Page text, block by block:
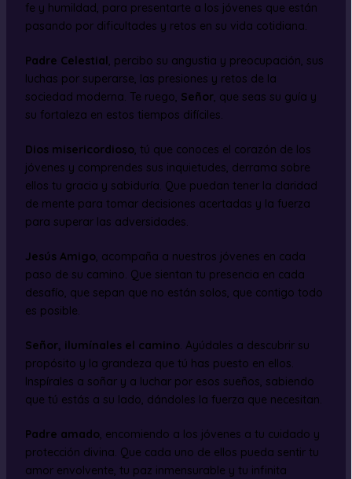
fe y humildad, para presentarte a los jóvenes que están
pasando por dificultades y retos en su vida cotidiana.
Padre Celestial, percibo su angustia y preocupación, sus
luchas por superarse, las presiones y retos de la
sociedad moderna. Te ruego, Señor, que seas su guía y
su fortaleza en estos tiempos difíciles.
Dios misericordioso, tú que conoces el corazón de los
jóvenes y comprendes sus inquietudes, derrama sobre
ellos tu gracia y sabiduría. Que puedan tener la claridad
de mente para tomar decisiones acertadas y la fuerza
para superar las adversidades.
Jesús Amigo, acompaña a nuestros jóvenes en cada
paso de su camino. Que sientan tu presencia en cada
desafío, que sepan que no están solos, que contigo todo
es posible.
Señor, ilumínales el camino. Ayúdales a descubrir su
propósito y la grandeza que tú has puesto en ellos.
Inspírales a soñar y a luchar por esos sueños, sabiendo
que tú estás a su lado, dándoles la fuerza que necesitan.
Padre amado, encomiendo a los jóvenes a tu cuidado y
protección divina. Que cada uno de ellos pueda sentir tu
amor envolvente, tu paz inmensurable y tu infinita